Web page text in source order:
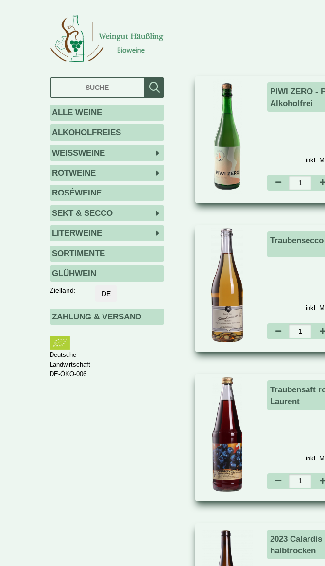
ALLE WEINE
ALKOHOLFREIES
WEISSWEINE
ROTWEINE
ROSÉWEINE
SEKT & SECCO
LITERWEINE
SORTIMENTE
GLÜHWEIN
Zielland: DE
ZAHLUNG & VERSAND
Deutsche
Landwirtschaft
DE-ÖKO-006
PIWI ZERO -
Alkoholfrei
inkl.
Traubensecco
inkl.
Traubensaft
Laurent
inkl.
2023 Calardis
halbtrocken